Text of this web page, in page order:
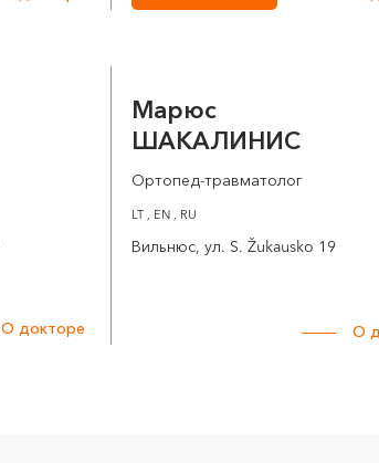
О докторе
Марюс
ШАКАЛИНИС
Ортопед-травматолог
LT , EN , RU
Вильнюс, ул. S. Žukausko 19
О